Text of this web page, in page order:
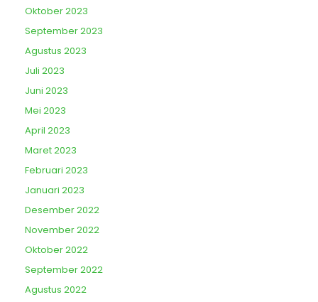
Oktober 2023
September 2023
Agustus 2023
Juli 2023
Juni 2023
Mei 2023
April 2023
Maret 2023
Februari 2023
Januari 2023
Desember 2022
November 2022
Oktober 2022
September 2022
Agustus 2022